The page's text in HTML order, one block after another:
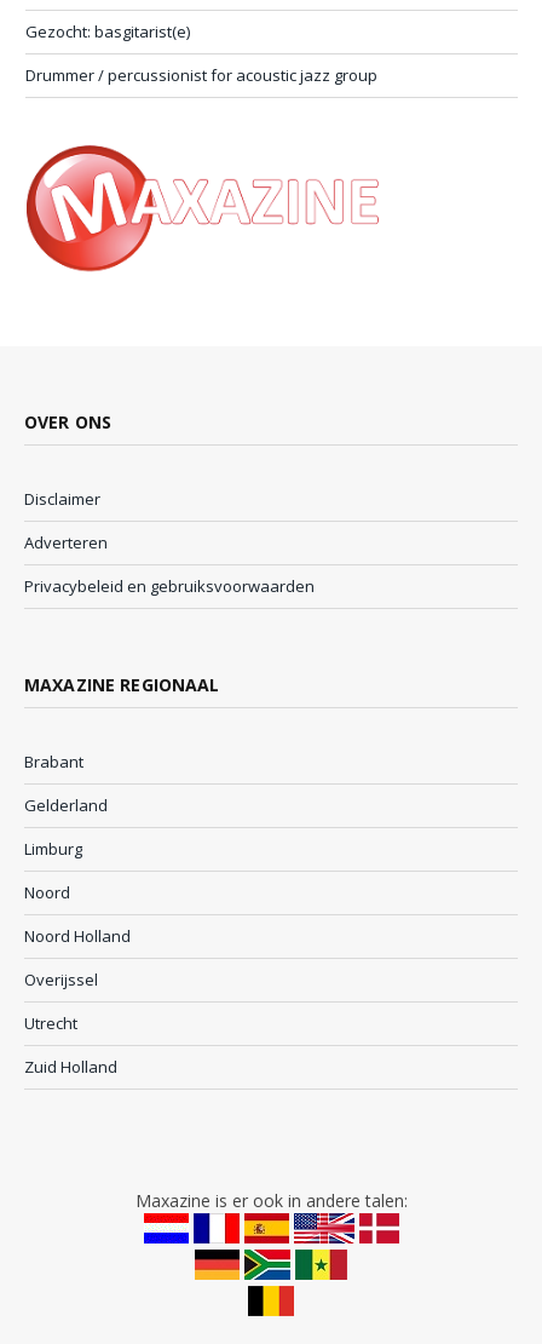
Gezocht: basgitarist(e)
Drummer / percussionist for acoustic jazz group
OVER ONS
Disclaimer
Adverteren
Privacybeleid en gebruiksvoorwaarden
MAXAZINE REGIONAAL
Brabant
Gelderland
Limburg
Noord
Noord Holland
Overijssel
Utrecht
Zuid Holland
Maxazine is er ook in andere talen: